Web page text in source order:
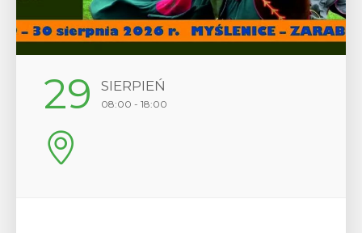
12 SIERPIEŃ
17:00